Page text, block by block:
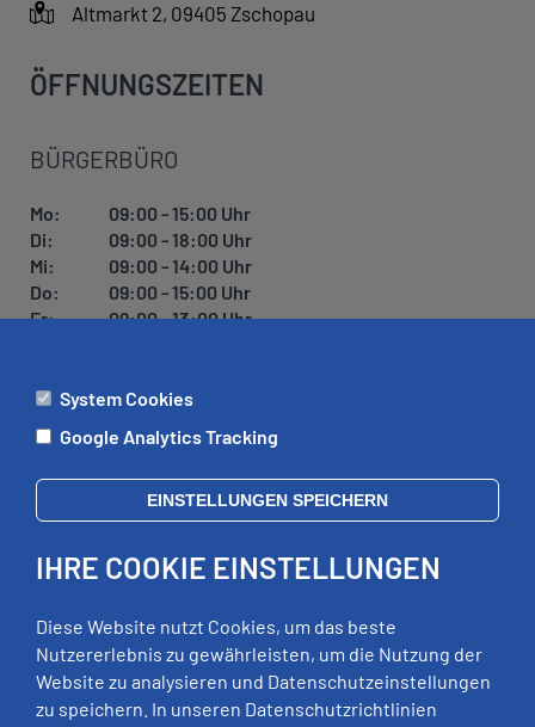
Altmarkt 2, 09405 Zschopau
ÖFFNUNGSZEITEN
BÜRGERBÜRO
Mo:
09:00 - 15:00 Uhr
Di:
09:00 - 18:00 Uhr
Mi:
09:00 - 14:00 Uhr
Do:
09:00 - 15:00 Uhr
Fr:
09:00 - 13:00 Uhr
ÄMTER
Di:
09:00 - 12:00 Uhr, 13:00 - 18:00 Uhr
Mi:
geschlossen
Fr:
09:00 - 12:00 Uhr
RECHTLICHES
System Cookies
Google Analytics Tracking
EINSTELLUNGEN SPEICHERN
IHRE COOKIE EINSTELLUNGEN
Diese Website nutzt Cookies, um das beste
Nutzererlebnis zu gewährleisten, um die Nutzung der
Website zu analysieren und Datenschutzeinstellungen
zu speichern. In unseren Datenschutzrichtlinien